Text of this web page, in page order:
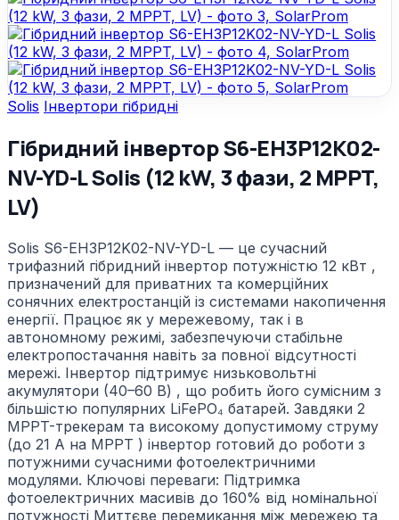
Solis Інвертори гібридні
Гібридний інвертор S6-ЕН3P12K02-
NV-YD-L Solis (12 kW, 3 фази, 2 MPPT,
LV)
Solis S6-EH3P12K02-NV-YD-L — це сучасний
трифазний гібридний інвертор потужністю 12 кВт ,
призначений для приватних та комерційних
сонячних електростанцій із системами накопичення
енергії. Працює як у мережевому, так і в
автономному режимі, забезпечуючи стабільне
електропостачання навіть за повної відсутності
мережі. Інвертор підтримує низьковольтні
акумулятори (40–60 В) , що робить його сумісним з
більшістю популярних LiFePO₄ батарей. Завдяки 2
MPPT-трекерам та високому допустимому струму
(до 21 А на MPPT ) інвертор готовий до роботи з
потужними сучасними фотоелектричними
модулями. Ключові переваги: Підтримка
фотоелектричних масивів до 160% від номінальної
потужності Миттєве перемикання між мережею та